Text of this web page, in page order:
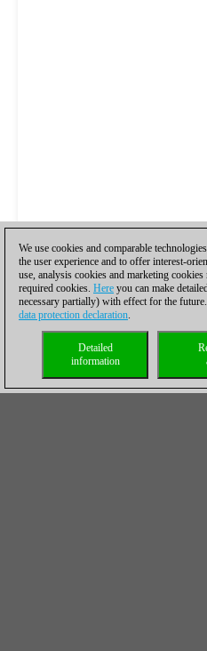
We use cookies and comparable
the user experience and to offer interest-
use, analysis cookies and marketing
required cookies. Here you can make
necessary partially) with effect for the
data protection declaration.
Detailed
information